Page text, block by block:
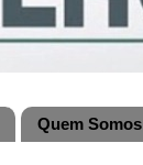
Quem Somos